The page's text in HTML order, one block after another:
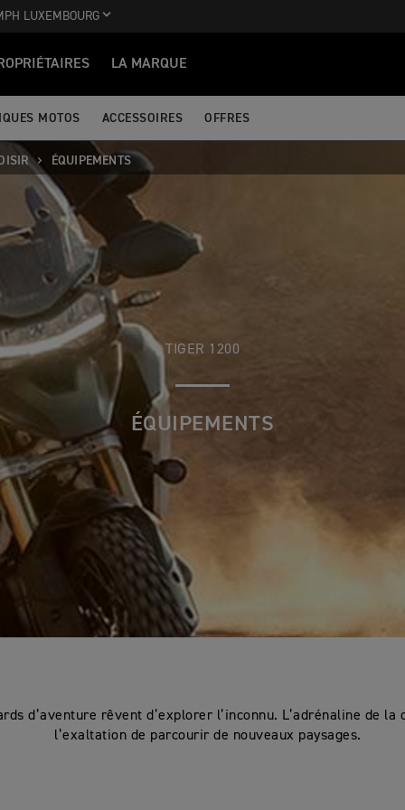
LUXEMBOURG
LA MARQUE
MOTOS ACCESSOIRES OFFRES
ÉQUIPEMENTS
TIGER 1200
ÉQUIPEMENTS
d’aventure rêvent d’explorer l’inconnu. L’adrénaline de la
l’exaltation de parcourir de nouveaux paysages.